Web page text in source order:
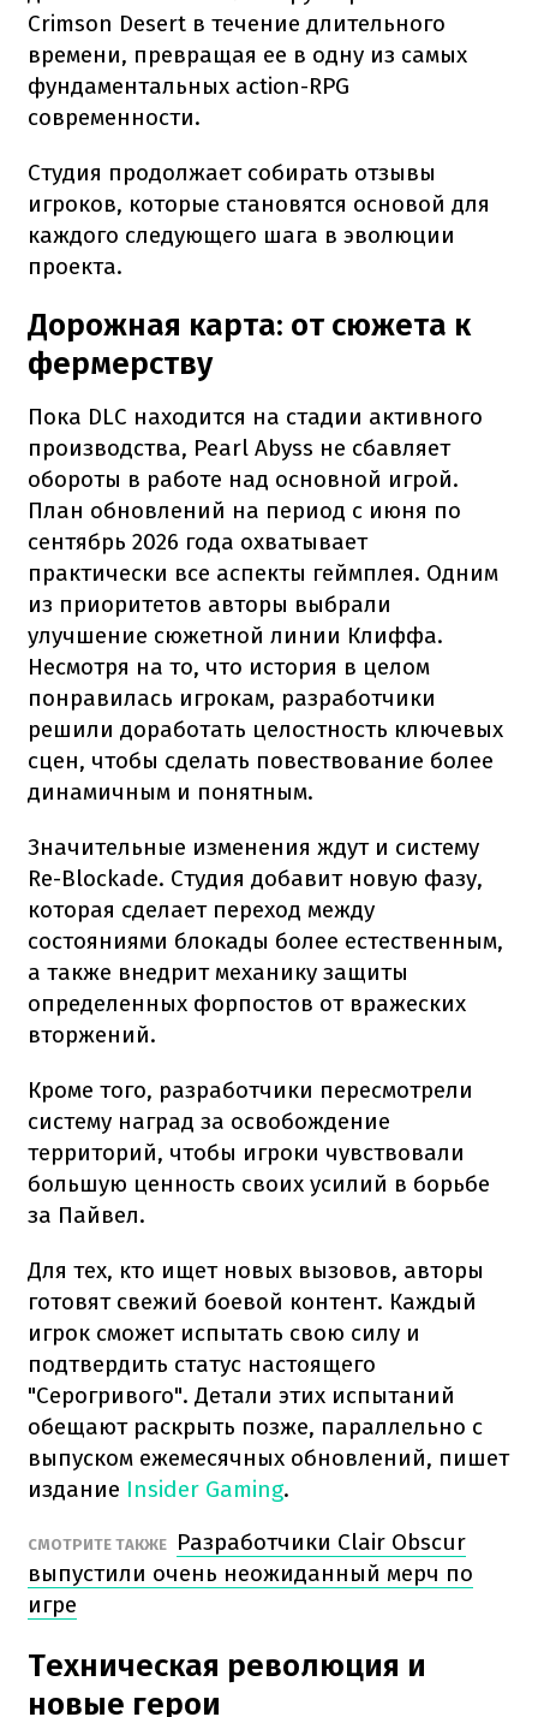
Crimson Desert в течение длительного
времени, превращая ее в одну из самых
фундаментальных action-RPG
современности.
Студия продолжает собирать отзывы
игроков, которые становятся основой для
каждого следующего шага в эволюции
проекта.
Дорожная карта: от сюжета к
фермерству
Пока DLC находится на стадии активного
производства, Pearl Abyss не сбавляет
обороты в работе над основной игрой.
План обновлений на период с июня по
сентябрь 2026 года охватывает
практически все аспекты геймплея. Одним
из приоритетов авторы выбрали
улучшение сюжетной линии Клиффа.
Несмотря на то, что история в целом
понравилась игрокам, разработчики
решили доработать целостность ключевых
сцен, чтобы сделать повествование более
динамичным и понятным.
Значительные изменения ждут и систему
Re-Blockade. Студия добавит новую фазу,
которая сделает переход между
состояниями блокады более естественным,
а также внедрит механику защиты
определенных форпостов от вражеских
вторжений.
Кроме того, разработчики пересмотрели
систему наград за освобождение
территорий, чтобы игроки чувствовали
большую ценность своих усилий в борьбе
за Пайвел.
Для тех, кто ищет новых вызовов, авторы
готовят свежий боевой контент. Каждый
игрок сможет испытать свою силу и
подтвердить статус настоящего
"Серогривого". Детали этих испытаний
обещают раскрыть позже, параллельно с
выпуском ежемесячных обновлений, пишет
издание Insider Gaming.
СМОТРИТЕ ТАКЖЕ
Разработчики Clair Obscur
выпустили очень неожиданный мерч по
игре
Техническая революция и
новые герои